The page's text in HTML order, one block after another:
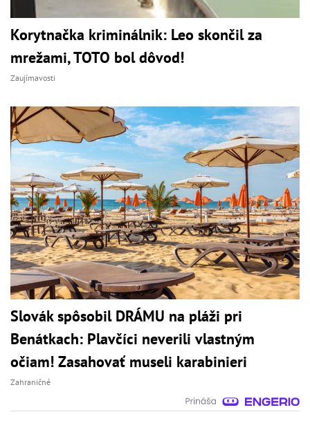
Korytnačka kriminálnik: Leo skončil za
mrežami, TOTO bol dôvod!
Zaujímavosti
Slovák spôsobil DRÁMU na pláži pri
Benátkach: Plavčíci neverili vlastným
očiam! Zasahovať museli karabinieri
Zahraničné